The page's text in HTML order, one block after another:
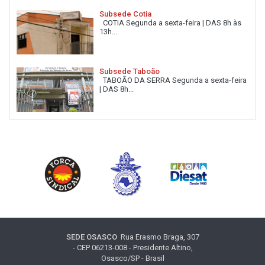
Subsede Cotia
COTIA Segunda a sexta-feira | DAS 8h às
13h...
Subsede Taboão
TABOÃO DA SERRA Segunda a sexta-feira
| DAS 8h...
SEDE OSASCORua Erasmo Braga, 307
- CEP 06213-008 - Presidente Altino,
Osasco/SP - Brasil